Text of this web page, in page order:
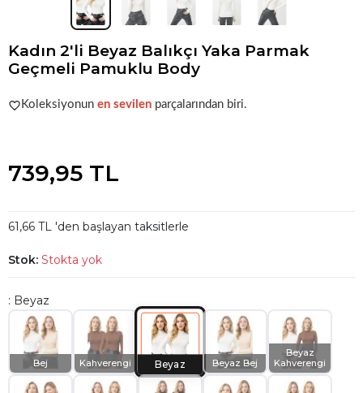
Kadın 2'li Beyaz Balıkçı Yaka Parmak
Geçmeli Pamuklu Body
Popüler seçim! Gardırobunuz için harika bir tercih.
Koleksiyonun en sevilen parçalarından biri.
739,95 TL
61,66 TL 'den başlayan taksitlerle
Stok: Stokta yok
: Beyaz
Bej Kahverengi Beyaz Beyaz Bej
Beyaz
Kahverengi